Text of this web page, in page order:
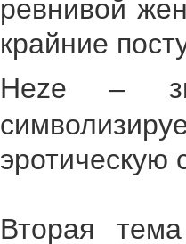
ревнивой
крайние
Heze
–
эротическую
Вторая